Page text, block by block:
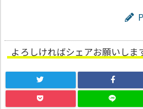
よろしければシェアお願いしま